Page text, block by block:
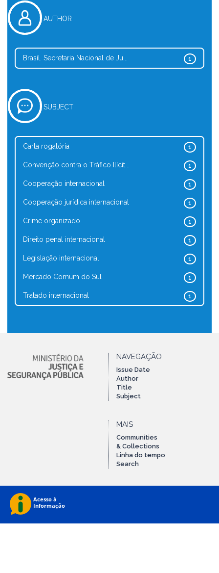
AUTHOR
1
Brasil. Secretaria Nacional de Ju...
SUBJECT
1
Carta rogatória
1
Convenção contra o Tráfico Ilícit...
1
Cooperação internacional
1
Cooperação jurídica internacional
1
Crime organizado
1
Direito penal internacional
1
Legislação internacional
1
Mercado Comum do Sul
1
Tratado internacional
NAVEGAÇÃO
Issue Date
Author
Title
Subject
MAIS
Communities
& Collections
Linha do tempo
Search